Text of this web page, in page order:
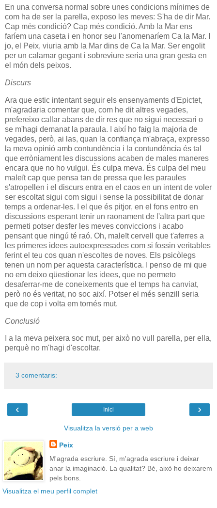
En una conversa normal sobre unes condicions mínimes de
com ha de ser la parella, exposo les meves: S'ha de dir Mar.
Cap més condició? Cap més condició. Amb la Mar ens
faríem una caseta i en honor seu l'anomenaríem Ca la Mar. I
jo, el Peix, viuria amb la Mar dins de Ca la Mar. Ser engolit
per un calamar gegant i sobreviure seria una gran gesta en
el món dels peixos.
Discurs
Ara que estic intentant seguir els ensenyaments d'Epictet,
m'agradaria comentar que, com he dit altres vegades,
prefereixo callar abans de dir res que no sigui necessari o
se m'hagi demanat la paraula. I així ho faig la majoria de
vegades, però, ai las, quan la confiança m'abraça, expresso
la meva opinió amb contundència i la contundència és tal
que erròniament les discussions acaben de males maneres
encara que no ho vulgui. És culpa meva. És culpa del meu
maleït cap que pensa tan de pressa que les paraules
s'atropellen i el discurs entra en el caos en un intent de voler
ser escoltat sigui com sigui i sense la possibilitat de donar
temps a ordenar-les. I el que és pitjor, en el fons entro en
discussions esperant tenir un raonament de l'altra part que
permeti potser desfer les meves conviccions i acabo
pensant que ningú té raó. Oh, maleït cervell que t'aferres a
les primeres idees autoexpressades com si fossin veritables
ferint el teu cos quan n'escoltes de noves. Els psicòlegs
tenen un nom per aquesta característica. I penso de mi que
no em deixo qüestionar les idees, que no permeto
desaferrar-me de coneixements que el temps ha canviat,
però no és veritat, no soc així. Potser el més senzill seria
que de cop i volta em tornés mut.
Conclusió
I a la meva peixera soc mut, per això no vull parella, per ella,
perquè no m'hagi d'escoltar.
3 comentaris:
‹ ›
Inici
Visualitza la versió per a web
Peix
M'agrada escriure. Sí, m'agrada escriure i deixar
anar la imaginació. La qualitat? Bé, això ho deixarem
pels bons.
Visualitza el meu perfil complet